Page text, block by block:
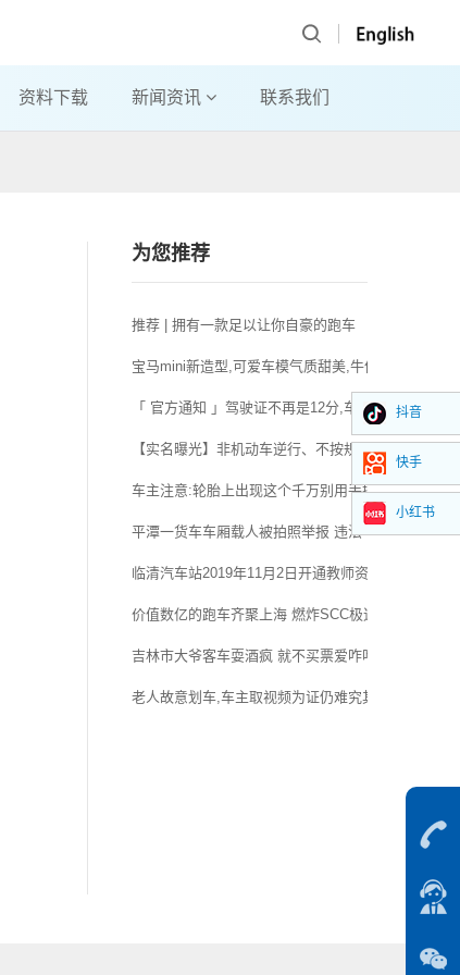
资料下载 新闻资讯 联系我们
为您推荐
推荐 | 拥有一款足以让你自豪的跑车
宝马mini新造型,可爱车模气质甜美,牛仔短裤显身材
「 官方通知 」驾驶证不再是12分,车辆不再“年检
【实名曝光】非机动车逆行、不按规定车道行驶违
车主注意:轮胎上出现这个千万别用手摸!
平潭一货车车厢载人被拍照举报 违法车牌同曝光并
临清汽车站2019年11月2日开通教师资格证考场直通
价值数亿的跑车齐聚上海 燃炸SCC极速赛道嘉年华
吉林市大爷客车耍酒疯 就不买票爱咋咋地 谁也别想
老人故意划车,车主取视频为证仍难究其责任!应该怎
抖音
快手
小红书